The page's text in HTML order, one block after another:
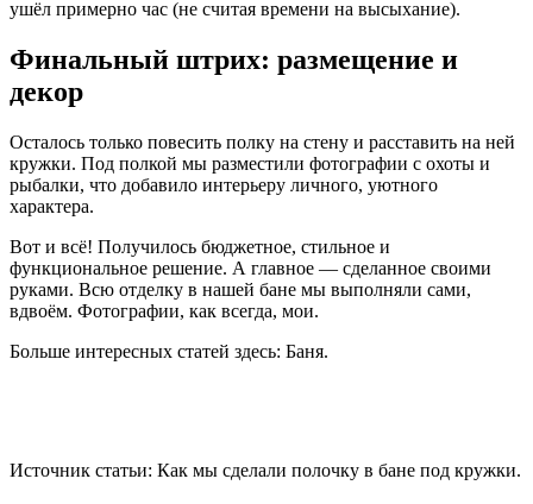
ушёл примерно час (не считая времени на высыхание).
Финальный штрих: размещение и
декор
Осталось только повесить полку на стену и расставить на ней
кружки. Под полкой мы разместили фотографии с охоты и
рыбалки, что добавило интерьеру личного, уютного
характера.
Вот и всё! Получилось бюджетное, стильное и
функциональное решение. А главное — сделанное своими
руками. Всю отделку в нашей бане мы выполняли сами,
вдвоём. Фотографии, как всегда, мои.
Больше интересных статей здесь: Баня.
Источник статьи: Как мы сделали полочку в бане под кружки.